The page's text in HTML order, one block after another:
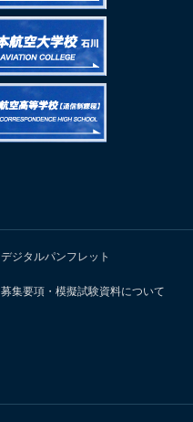
デジタルパンフレット
募集要項・模擬試験資料について